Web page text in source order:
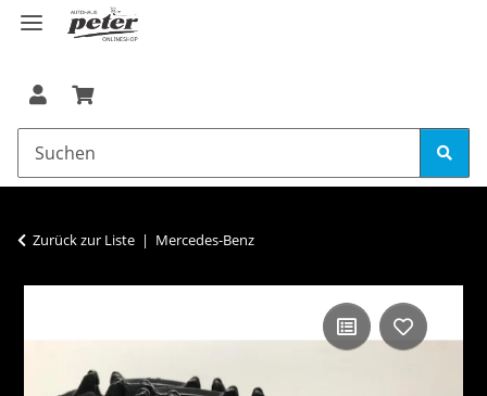
Zurück zur Liste Mercedes-Benz